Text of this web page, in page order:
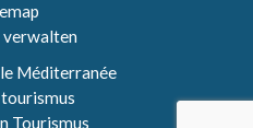
verwalten
Méditerranée
Tourismus